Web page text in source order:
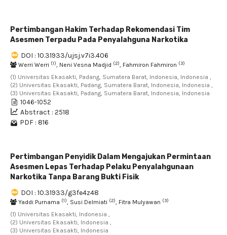
Pertimbangan Hakim Terhadap Rekomendasi Tim
Asesmen Terpadu Pada Penyalahguna Narkotika
DOI : 10.31933/ujsj.v7i3.406
Werri Werri (1), Neni Vesna Madjid (2), Fahmiron Fahmiron (3)
(1) Universitas Ekasakti, Padang, Sumatera Barat, Indonesia, Indonesia ,
(2) Universitas Ekasakti, Padang, Sumatera Barat, Indonesia, Indonesia ,
(3) Universitas Ekasakti, Padang, Sumatera Barat, Indonesia, Indonesia
1046-1052
Abstract : 2518
PDF : 816
Pertimbangan Penyidik Dalam Mengajukan Permintaan
Asesmen Lepas Terhadap Pelaku Penyalahgunaan
Narkotika Tanpa Barang Bukti Fisik
DOI : 10.31933/g3fe4z48
Yaddi Purnama (1), Susi Delmiati (2), Fitra Mulyawan (3)
(1) Universitas Ekasakti, Indonesia ,
(2) Universitas Ekasakti, Indonesia ,
(3) Universitas Ekasakti, Indonesia